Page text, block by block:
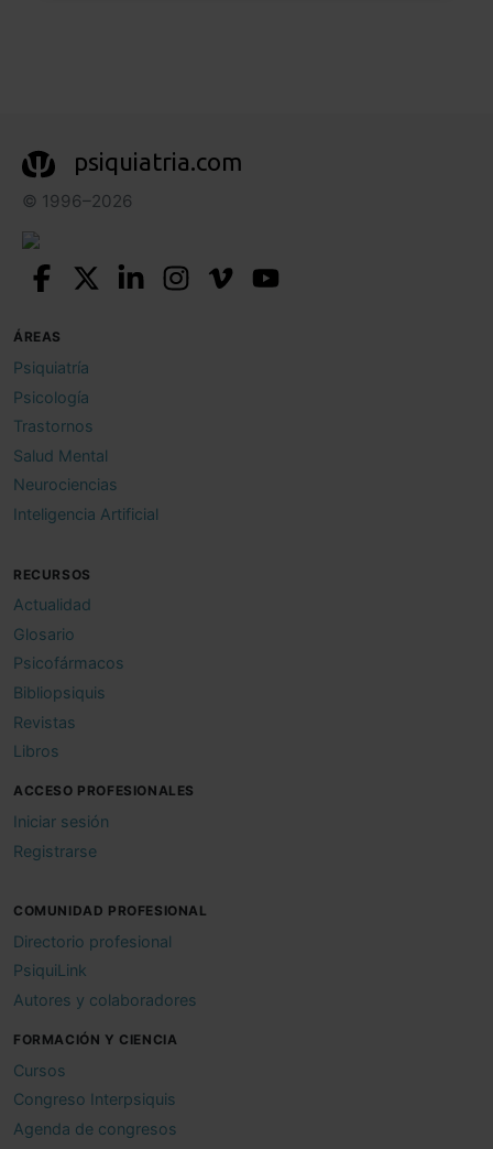
psiquiatria.com
© 1996–2026
ÁREAS
Psiquiatría
Psicología
Trastornos
Salud Mental
Neurociencias
Inteligencia Artificial
RECURSOS
Actualidad
Glosario
Psicofármacos
Bibliopsiquis
Revistas
Libros
ACCESO PROFESIONALES
Iniciar sesión
Registrarse
COMUNIDAD PROFESIONAL
Directorio profesional
PsiquiLink
Autores y colaboradores
FORMACIÓN Y CIENCIA
Cursos
Congreso Interpsiquis
Agenda de congresos